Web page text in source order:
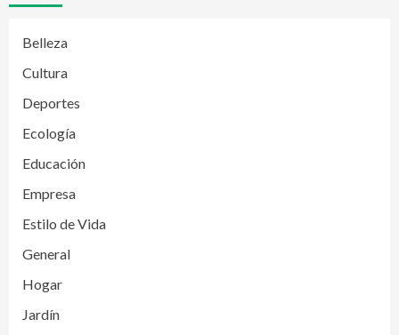
Belleza
Cultura
Deportes
Ecología
Educación
Empresa
Estilo de Vida
General
Hogar
Jardín